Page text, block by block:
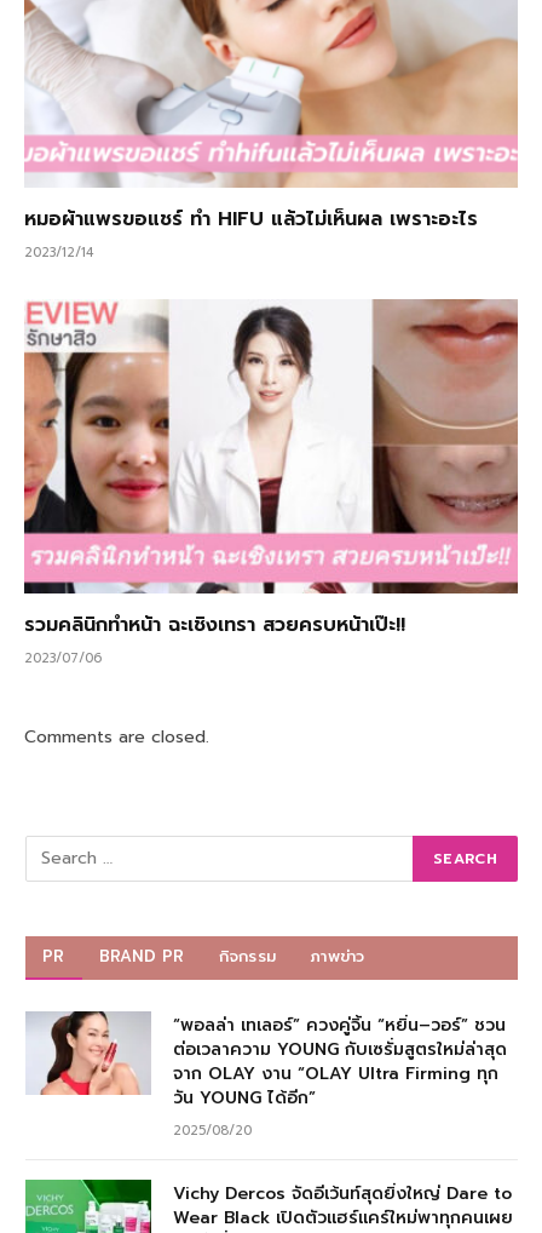
หมอผ้าแพรขอแชร์ ทำ HIFU แล้วไม่เห็นผล เพราะอะไร
2023/12/14
รวมคลินิกทําหน้า ฉะเชิงเทรา สวยครบหน้าเป๊ะ!!
2023/07/06
Comments are closed.
PR BRAND PR กิจกรรม ภาพข่าว
“พอลล่า เทเลอร์” ควงคู่จิ้น “หยิ่น–วอร์” ชวน
ต่อเวลาความ YOUNG กับเซรั่มสูตรใหม่ล่าสุด
จาก OLAY งาน “OLAY Ultra Firming ทุก
วัน YOUNG ได้อีก”
2025/08/20
Vichy Dercos จัดอีเว้นท์สุดยิ่งใหญ่ Dare to
Wear Black เปิดตัวแฮร์แคร์ใหม่พาทุกคนเผย